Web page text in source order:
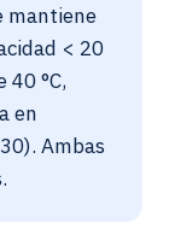
mantiene
< 20
°C,
en
Ambas